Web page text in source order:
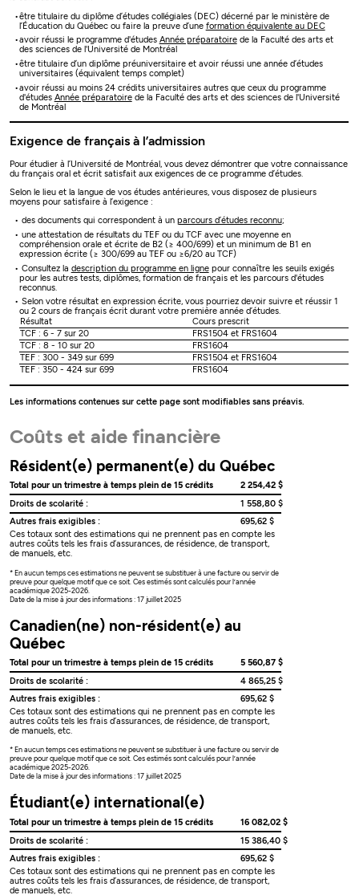
être titulaire du diplôme d’études collégiales (DEC) décerné par le ministère de
l’Éducation du Québec ou faire la preuve d’une formation équivalente au DEC
avoir réussi le programme d'études Année préparatoirede la Faculté des arts et
des sciences de l'Université de Montréal
être titulaire d’un diplôme préuniversitaire et avoir réussi une année d’études
universitaires (équivalent temps complet)
avoir réussi au moins 24 crédits universitaires autres que ceux du programme
d'études Année préparatoirede la Faculté des arts et des sciences de l'Université
de Montréal
Exigence de français à l’admission
Pour étudier à l’Université de Montréal, vous devez démontrer que votre connaissance
du français oral et écrit satisfait aux exigences de ce programme d’études.
Selon le lieu et la langue de vos études antérieures, vous disposez de plusieurs
moyens pour satisfaire à l’exigence :
des documents qui correspondent à un parcours d’études reconnu;
une attestation de résultats du TEF ou du TCF avec une moyenne en
compréhension orale et écrite de B2 (≥ 400/699) et un minimum de B1 en
expression écrite (≥ 300/699 au TEF ou ≥6/20 au TCF)
Consultez la description du programme en lignepour connaître les seuils exigés
pour les autres tests, diplômes, formation de français et les parcours d'études
reconnus.
Selon votre résultat en expression écrite, vous pourriez devoir suivre et réussir 1
ou 2 cours de français écrit durant votre première année d’études.
Résultat
Cours prescrit
TCF : 6 - 7 sur 20
FRS1504 et FRS1604
TCF : 8 - 10 sur 20
FRS1604
TEF : 300 - 349 sur 699
FRS1504 et FRS1604
TEF : 350 - 424 sur 699
FRS1604
Les informations contenues sur cette page sont modifiables sans préavis.
Coûts et aide financière
Résident(e) permanent(e) du Québec
Total pour un trimestre à temps plein de 15 crédits
2 254,42 $
Droits de scolarité :
1 558,80 $
Autres frais exigibles :
695,62 $
Ces totaux sont des estimations qui ne prennent pas en compte les
autres coûts tels les frais d’assurances, de résidence, de transport,
de manuels, etc.
* En aucun temps ces estimations ne peuvent se substituer à une facture ou servir de
preuve pour quelque motif que ce soit. Ces estimés sont calculés pour l’année
académique 2025-2026.
Date de la mise à jour des informations : 17 juillet 2025
Canadien(ne) non-résident(e) au
Québec
Total pour un trimestre à temps plein de 15 crédits
5 560,87 $
Droits de scolarité :
4 865,25 $
Autres frais exigibles :
695,62 $
Ces totaux sont des estimations qui ne prennent pas en compte les
autres coûts tels les frais d’assurances, de résidence, de transport,
de manuels, etc.
* En aucun temps ces estimations ne peuvent se substituer à une facture ou servir de
preuve pour quelque motif que ce soit. Ces estimés sont calculés pour l’année
académique 2025-2026.
Date de la mise à jour des informations : 17 juillet 2025
Étudiant(e) international(e)
Total pour un trimestre à temps plein de 15 crédits
16 082,02 $
Droits de scolarité :
15 386,40 $
Autres frais exigibles :
695,62 $
Ces totaux sont des estimations qui ne prennent pas en compte les
autres coûts tels les frais d’assurances, de résidence, de transport,
de manuels, etc.